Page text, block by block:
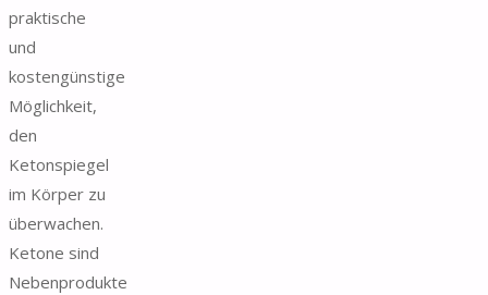
praktische
und
kostengünstige
Möglichkeit,
den
Ketonspiegel
im Körper zu
überwachen.
Ketone sind
Nebenprodukte